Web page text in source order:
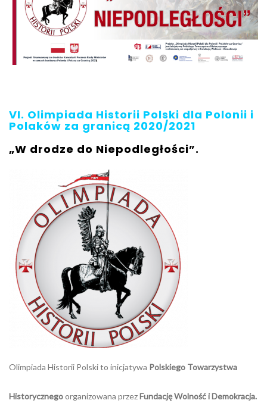
VI. Olimpiada Historii Polski dla Polonii i
Polaków za granicą 2020/2021
„W drodze do Niepodległości”.
Olimpiada Historii Polski to inicjatywa Polskiego Towarzystwa
Historycznegoorganizowana przezFundację Wolność i Demokracja.